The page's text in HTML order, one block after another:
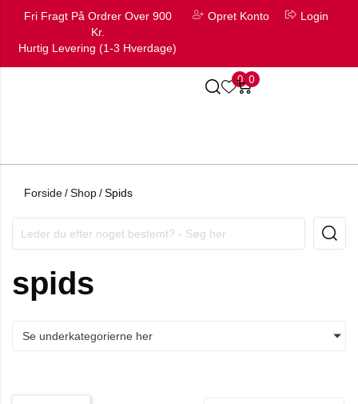
Fri Fragt På Ordrer Over 900
Kr.
Hurtig Levering (1-3 Hverdage)
Opret Konto Login
0 0
Forside/Shop/Spids
spids
Se underkategorierne her